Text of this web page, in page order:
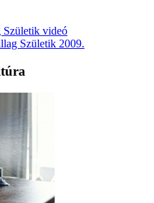
Születik videó
Születik 2009.